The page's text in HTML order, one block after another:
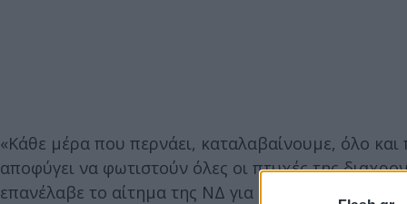
«Κάθε μέρα που περνάει, καταλαβαίνουμε, όλο και
αποφύγει να φωτιστούν όλες οι πτυχές της
επανέλαβε το αίτημα της ΝΔ για «μία σε βάθος